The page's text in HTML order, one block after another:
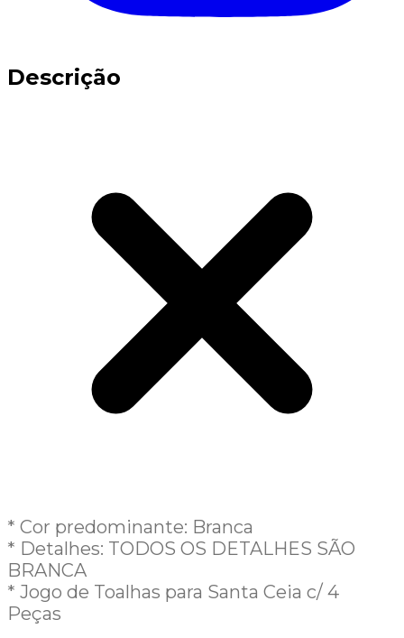
Descrição
* Cor predominante: Branca
* Detalhes: TODOS OS DETALHES SÃO
BRANCA
* Jogo de Toalhas para Santa Ceia c/ 4
Peças